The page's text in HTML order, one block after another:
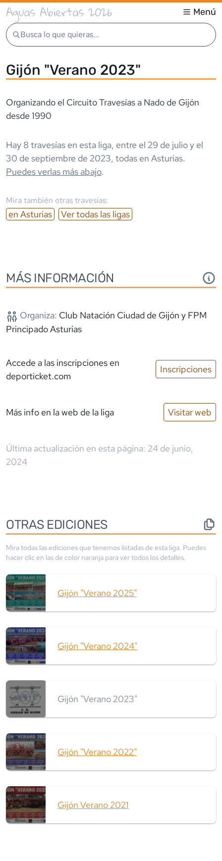
Aguas Abiertas 2026 Menú
Busca lo que quieras...
Gijón "Verano 2023"
Organizando el Circuito Travesías a Nado de Gijón
desde 1990
Hay 8 travesías en esta liga, entre el 29 de julioy el
30 de septiembre de 2023, todas en Asturias.
Puedes verlas más abajo.
Mira también otras travesías:
en Asturias Ver todas las ligas
MÁS INFORMACIÓN
Organiza: Club Natación Ciudad de Gijón y FPM
Principado Asturias
Accede a las inscripciones en
deporticket.com
Inscripciones
Más info en la web de la liga Visitar web
Última actualización en esta página: 24 de junio,
2024
OTRAS EDICIONES
Mira todas las ediciones que tenemos listadas de esta liga. Puedes
hacer clic en las de color naranja para ver todos los detalles.
Gijón "Verano 2025"
Gijón "Verano 2024"
Gijón "Verano 2023"
Gijón "Verano 2022"
Gijón Verano 2021